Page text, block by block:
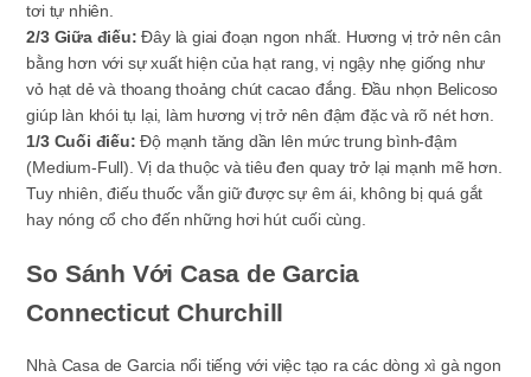
tơi tự nhiên.
2/3 Giữa điếu: Đây là giai đoạn ngon nhất. Hương vị trở nên cân
bằng hơn với sự xuất hiện của hạt rang, vị ngậy nhẹ giống như
vỏ hạt dẻ và thoang thoảng chút cacao đắng. Đầu nhọn Belicoso
giúp làn khói tụ lại, làm hương vị trở nên đậm đặc và rõ nét hơn.
1/3 Cuối điếu: Độ mạnh tăng dần lên mức trung bình-đậm
(Medium-Full). Vị da thuộc và tiêu đen quay trở lại mạnh mẽ hơn.
Tuy nhiên, điếu thuốc vẫn giữ được sự êm ái, không bị quá gắt
hay nóng cổ cho đến những hơi hút cuối cùng.
So Sánh Với Casa de Garcia
Connecticut Churchill
Nhà Casa de Garcia nổi tiếng với việc tạo ra các dòng xì gà ngon